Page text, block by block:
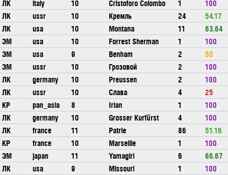
ЛК
italy 10 Cristoforo Colombo 1
100
ЛК
ussr 10 Кремль 24
54.17
ЛК
usa 10 Montana 11
63.64
ЭМ
usa 10 Forrest Sherman 1
100
ЭМ
usa 9 Benham 2
50
ЭМ
ussr 10 Грозовой 2
100
ЛК
germany 10 Preussen 2
100
ЛК
ussr 10 Слава 4
25
КР
pan_asia 8 Irian 1
100
ЛК
germany 10 Grosser Kurfürst 4
100
ЛК
france 11 Patrie 86
51.16
КР
france 10 Marseille 1
100
ЭМ
japan 11 Yamagiri 6
66.67
ЛК
usa 9 Missouri 1
100